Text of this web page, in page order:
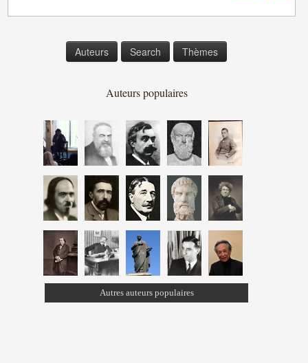
Auteurs Search Thèmes
Auteurs populaires
Autres auteurs populaires